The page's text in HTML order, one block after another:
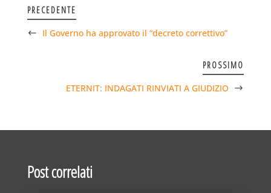
PRECEDENTE
Il Governo ha approvato il “decreto correttivo”
PROSSIMO
ETERNIT: INDAGATI RINVIATI A GIUDIZIO
Post correlati